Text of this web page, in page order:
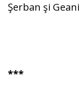
Şerban şi
***